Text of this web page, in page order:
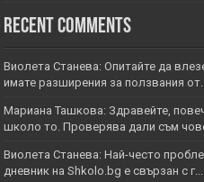
Recent Comments
Виолета Станева: Опитайте да
имате разширения за ползвания
Мариана Ташкова: Здравейте,
школо то. Проверява дали съм
Виолета Станева: Най-често
дневник на Shkolo.bg е свързан с г...